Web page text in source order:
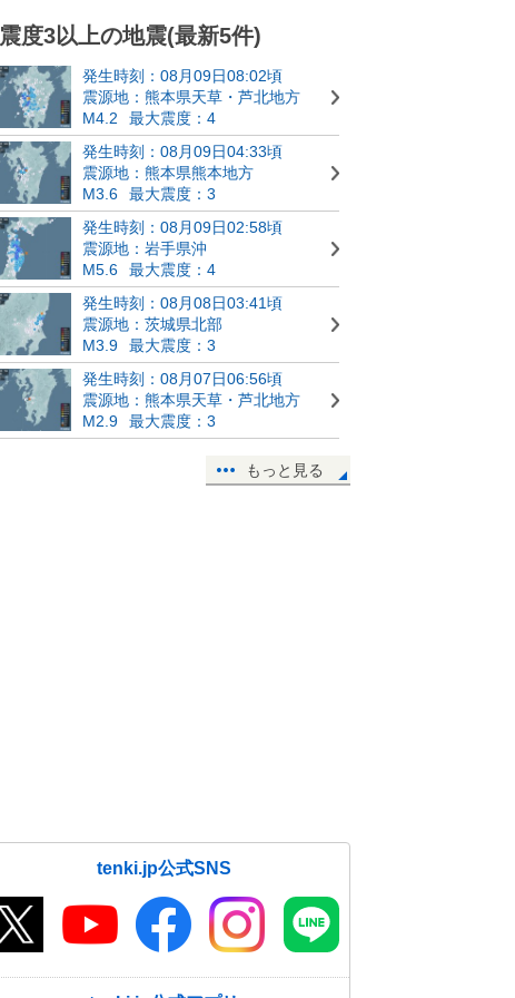
震度3以上の地震(最新5件)
発生時刻：08月09日08:02頃
震源地：熊本県天草・芦北地方
M4.2
最大震度：4
発生時刻：08月09日04:33頃
震源地：熊本県熊本地方
M3.6
最大震度：3
発生時刻：08月09日02:58頃
震源地：岩手県沖
M5.6
最大震度：4
発生時刻：08月08日03:41頃
震源地：茨城県北部
M3.9
最大震度：3
発生時刻：08月07日06:56頃
震源地：熊本県天草・芦北地方
M2.9
最大震度：3
もっと見る
tenki.jp公式SNS